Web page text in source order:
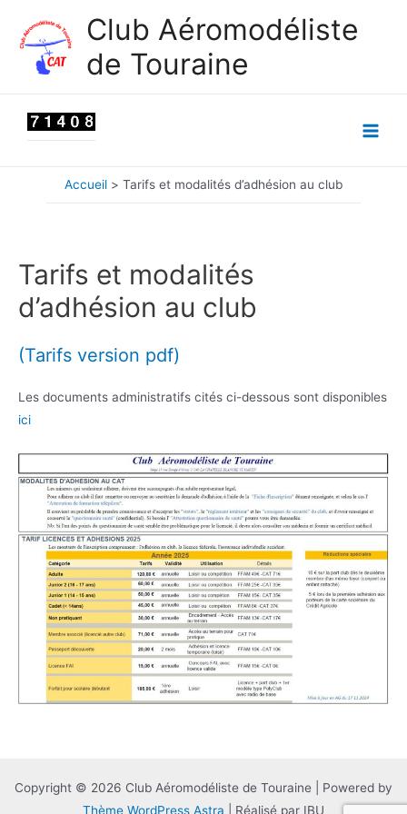
contenu
Club Aéromodéliste
de Touraine
Accueil Tarifs et modalités d’adhésion au club
Tarifs et modalités
d’adhésion au club
(Tarifs version pdf)
Les documents administratifs cités ci-dessous sont disponibles
ici
Copyright © 2026 Club Aéromodéliste de Touraine | Powered by
Thème WordPress Astra | Réalisé par IBU